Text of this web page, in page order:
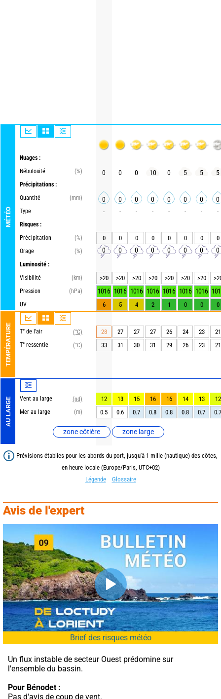
MÉTÉO
Nuages :
Nébulosité
(%)
Précipitations :
Quantité
(mm)
Type
Risques :
Précipitation
(%)
Orage
(%)
Luminosité :
Visibilité
(km)
Pression
(hPa)
UV
TEMPÉRATURE T° de l'air
(°C)
T° ressentie
(°C)
AU LARGE Vent au large
(nd)
Mer au large
(m)
zone côtière zone large
0 0 0 10 0 5 5 5
0 0 0 0 0 0 0 0
- - - - - - - -
0 0 0 0 0 0 0 0
0 0 0 0 0 0 0 0
>20 >20 >20 >20 >20 >20 >20
1016 1016 1016 1016 1016 1016 1016
6 5 4 2 1 0 0 0
28 27 27 27 26 24 23
21
33
31 30 31 29 26 23 21
12 13 15 16 16 14 13
12
0.5
0.6 0.7 0.8 0.8 0.8 0.7 0.7
Prévisions établies pour les abords du port, jusqu'à 1 mille (nautique) des côtes,
en heure locale (Europe/Paris, UTC+02)
Légende
Glossaire
Avis de l'expert
Brief des risques météo
Un flux instable de secteur Ouest prédomine sur
l'ensemble du bassin.
Pour Bénodet :
Pas d'avis de coup de vent.